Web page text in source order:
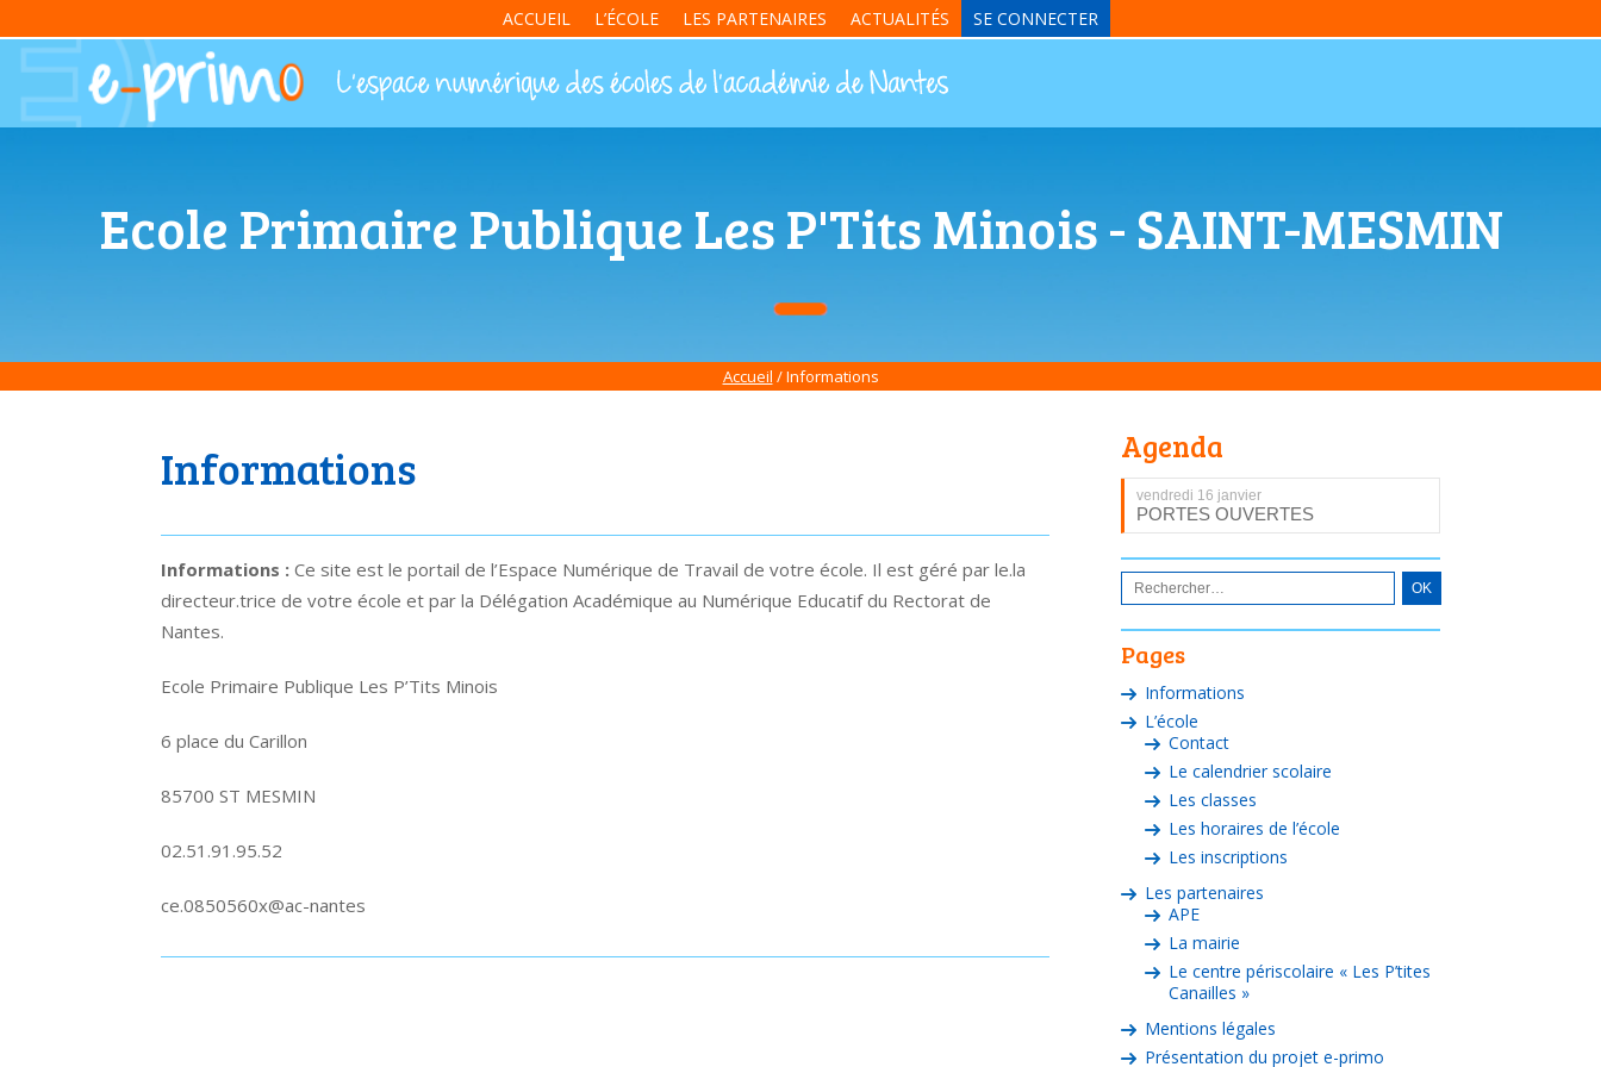
ACCUEIL L’ÉCOLE LES PARTENAIRES ACTUALITÉS SE CONNECTER
Ecole Primaire Publique Les P'Tits Minois - SAINT-MESMIN
Accueil / Informations
Informations
Informations : Ce site est le portail de l’Espace Numérique de Travail de votre école. Il est géré par le.la
directeur.trice de votre école et par la Délégation Académique au Numérique Educatif du Rectorat de
Nantes.
Ecole Primaire Publique Les P’Tits Minois
6 place du Carillon
85700 ST MESMIN
02.51.91.95.52
ce.0850560x@ac-nantes
Agenda
vendredi 16 janvier
PORTES OUVERTES
Pages
Informations
L’école
Contact
Le calendrier scolaire
Les classes
Les horaires de l’école
Les inscriptions
Les partenaires
APE
La mairie
Le centre périscolaire « Les P’tites
Canailles »
Mentions légales
Présentation du projet e-primo